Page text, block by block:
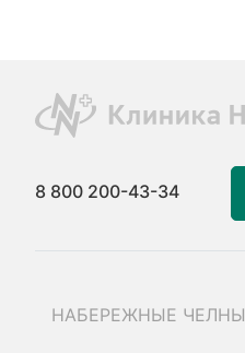
8 800 200-43-34
НАБЕРЕЖНЫЕ ЧЕЛНЫ